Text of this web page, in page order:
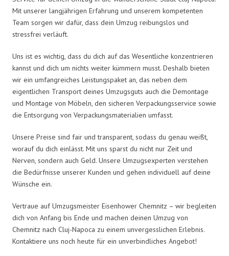
Mit unserer langjährigen Erfahrung und unserem kompetenten
Team sorgen wir dafür, dass dein Umzug reibungslos und
stressfrei verläuft.
Uns ist es wichtig, dass du dich auf das Wesentliche konzentrieren
kannst und dich um nichts weiter kümmern musst. Deshalb bieten
wir ein umfangreiches Leistungspaket an, das neben dem
eigentlichen Transport deines Umzugsguts auch die Demontage
und Montage von Möbeln, den sicheren Verpackungsservice sowie
die Entsorgung von Verpackungsmaterialien umfasst.
Unsere Preise sind fair und transparent, sodass du genau weißt,
worauf du dich einlässt. Mit uns sparst du nicht nur Zeit und
Nerven, sondern auch Geld. Unsere Umzugsexperten verstehen
die Bedürfnisse unserer Kunden und gehen individuell auf deine
Wünsche ein.
Vertraue auf Umzugsmeister Eisenhower Chemnitz – wir begleiten
dich von Anfang bis Ende und machen deinen Umzug von
Chemnitz nach Cluj-Napoca zu einem unvergesslichen Erlebnis.
Kontaktiere uns noch heute für ein unverbindliches Angebot!